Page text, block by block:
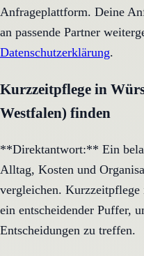
Anfrageplattform. Deine
an passende Partner
Datenschutzerklärung.
Kurzzeitpflege in
Westfalen) finden
**Direktantwort:** Ein
Alltag, Kosten und
vergleichen.
ein entscheidender Puffer,
Entscheidungen zu treffen.